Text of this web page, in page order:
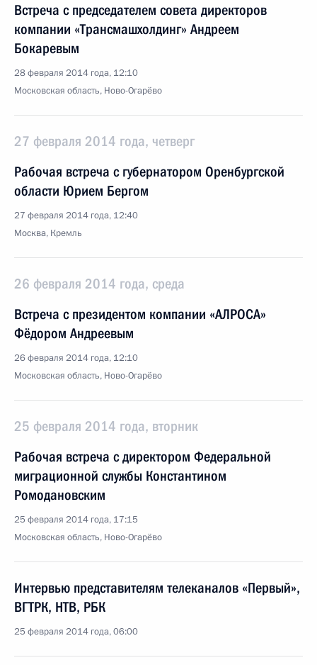
Встреча с председателем совета директоров
компании «Трансмашхолдинг» Андреем
Бокаревым
28 февраля 2014 года, 12:10
Московская область, Ново-Огарёво
27 февраля 2014 года, четверг
Рабочая встреча с губернатором Оренбургской
области Юрием Бергом
27 февраля 2014 года, 12:40
Москва, Кремль
26 февраля 2014 года, среда
Встреча с президентом компании «АЛРОСА»
Фёдором Андреевым
26 февраля 2014 года, 12:10
Московская область, Ново-Огарёво
25 февраля 2014 года, вторник
Рабочая встреча с директором Федеральной
миграционной службы Константином
Ромодановским
25 февраля 2014 года, 17:15
Московская область, Ново-Огарёво
Интервью представителям телеканалов «Первый»,
ВГТРК, НТВ, РБК
25 февраля 2014 года, 06:00